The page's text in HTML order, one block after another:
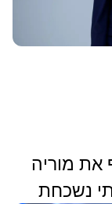
את מוריה
נשכחת